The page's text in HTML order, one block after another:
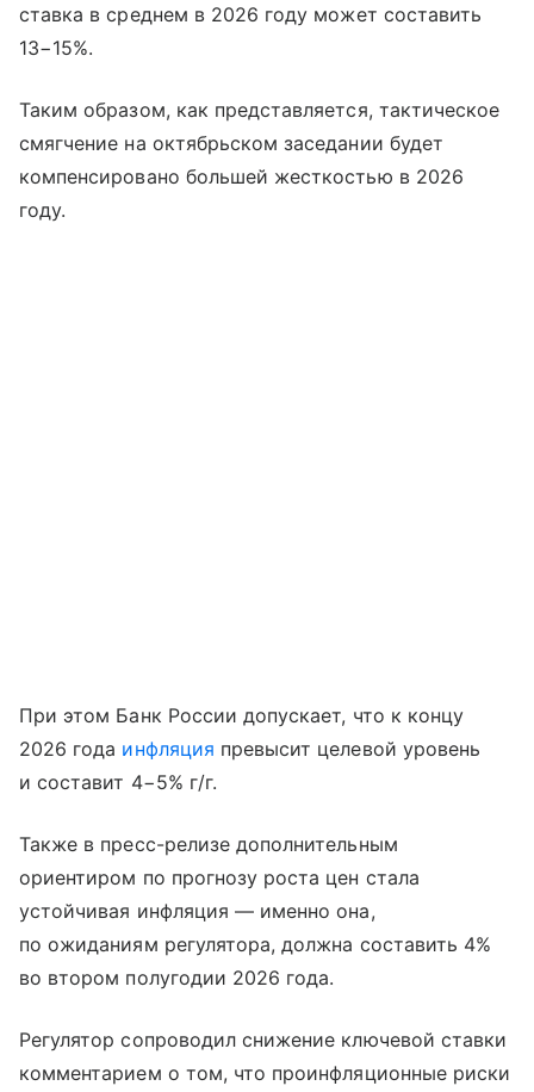
ставка в среднем в 2026 году может составить
13−15%.
Таким образом, как представляется, тактическое
смягчение на октябрьском заседании будет
компенсировано большей жесткостью в 2026
году.
При этом Банк России допускает, что к концу
2026 года инфляция превысит целевой уровень
и составит 4−5% г/г.
Также в пресс-релизе дополнительным
ориентиром по прогнозу роста цен стала
устойчивая инфляция — именно она,
по ожиданиям регулятора, должна составить 4%
во втором полугодии 2026 года.
Регулятор сопроводил снижение ключевой ставки
комментарием о том, что проинфляционные риски